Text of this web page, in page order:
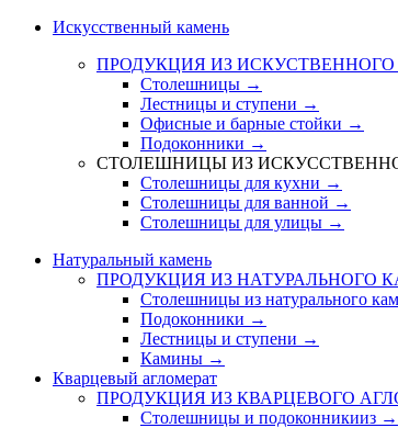
Искусственный камень
ПРОДУКЦИЯ ИЗ
Столешницы →
Лестницы и ступени →
Офисные и барные стойки →
Подоконники →
СТОЛЕШНИЦЫ ИЗ
Столешницы для кухни →
Столешницы для ванной →
Столешницы для улицы →
Натуральный камень
ПРОДУКЦИЯ ИЗ НАТУРАЛЬНОГО
Столешницы из натурального
Подоконники →
Лестницы и ступени →
Камины →
Кварцевый агломерат
ПРОДУКЦИЯ ИЗ КВАРЦЕВОГО
Столешницы и подоконникииз →